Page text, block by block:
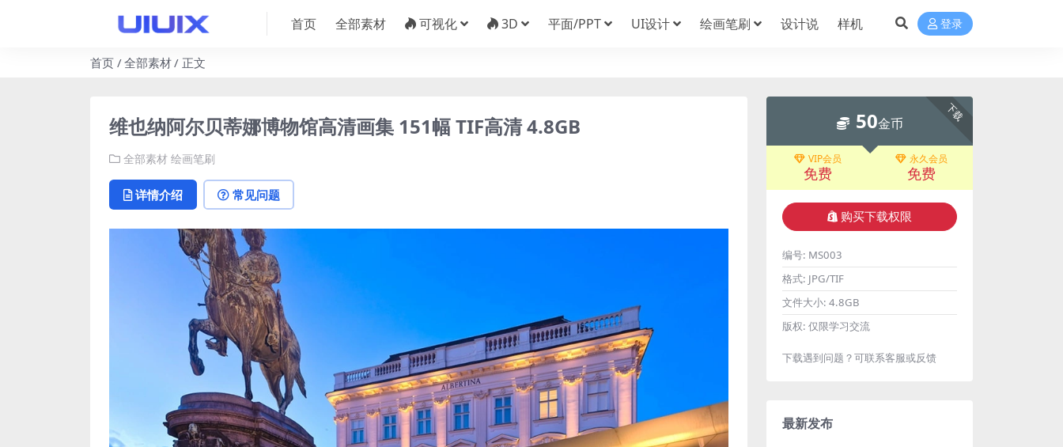
首页 全部素材 可视化 3D 平面/PPT UI设计 绘画笔刷 设计说 样机 登录
首页 全部素材 正文
维也纳阿尔贝蒂娜博物馆高清画集 151幅 TIF高清 4.8GB
全部素材 绘画笔刷
详情介绍 常见问题
下载
50金币
VIP会员
免费
永久会员
免费
购买下载权限
编号: MS003
格式: JPG/TIF
文件大小: 4.8GB
版权: 仅限学习交流
下载遇到问题？可联系客服或反馈
最新发布